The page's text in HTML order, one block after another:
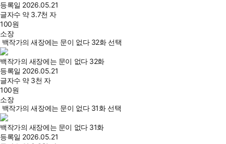
등록일 2026.05.21
글자수 약 3.7천 자
100원
소장
백작가의 새장에는 문이 없다 32화 선택
백작가의 새장에는 문이 없다 32화
등록일 2026.05.21
글자수 약 3천 자
100원
소장
백작가의 새장에는 문이 없다 31화 선택
백작가의 새장에는 문이 없다 31화
등록일 2026.05.21